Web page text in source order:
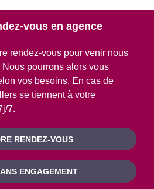
vous en agence
rendez-vous pour venir nous
pourrons alors vous
vos besoins. En cas de
se tiennent à votre
7.
RENDEZ-VOUS
ENGAGEMENT